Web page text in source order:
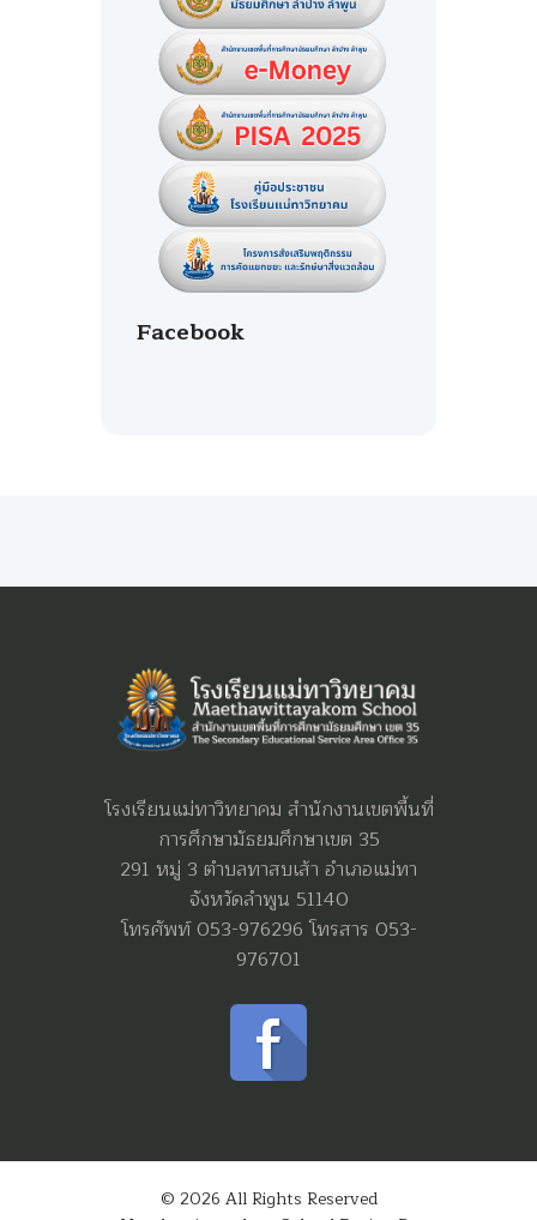
Facebook
โรงเรียนแม่ทาวิทยาคม สำนักงานเขตพื้นที่
การศึกษามัธยมศึกษาเขต 35
291 หมู่ 3 ตำบลทาสบเส้า อำเภอแม่ทา
จังหวัดลำพูน 51140
โทรศัพท์ 053-976296 โทรสาร 053-
976701
© 2026 All Rights Reserved